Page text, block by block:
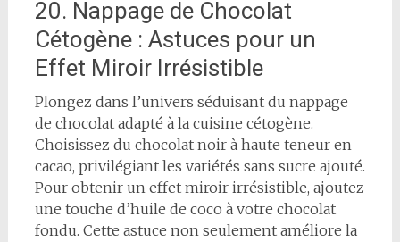
20. Nappage de Chocolat
Cétogène : Astuces pour un
Effet Miroir Irrésistible
Plongez dans l’univers séduisant du nappage
de chocolat adapté à la cuisine cétogène.
Choisissez du chocolat noir à haute teneur en
cacao, privilégiant les variétés sans sucre ajouté.
Pour obtenir un effet miroir irrésistible, ajoutez
une touche d’huile de coco à votre chocolat
fondu. Cette astuce non seulement améliore la